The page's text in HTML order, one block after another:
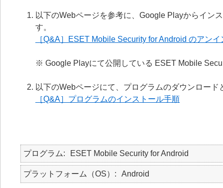
以下のWebページを参考に、Google Playからイン
す。
［Q&A］ESET Mobile Security for Android のアン
※ Google Playにて公開している ESET Mobile
以下のWebページにて、プログラムのダウンロー
［Q&A］プログラムのインストール手順
プログラム ESET Mobile Security for Android
プラットフォーム（OS） Android